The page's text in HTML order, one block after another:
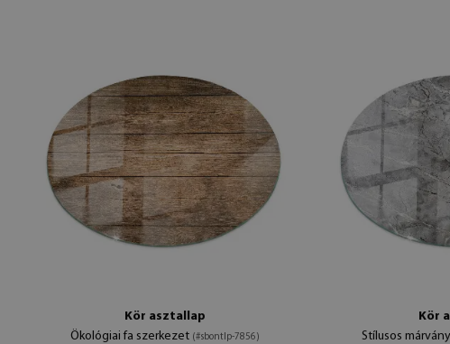
Kör asztallap
Ökológiai fa szerkezet (#sbontlp-7856)
Kör
Stílusos